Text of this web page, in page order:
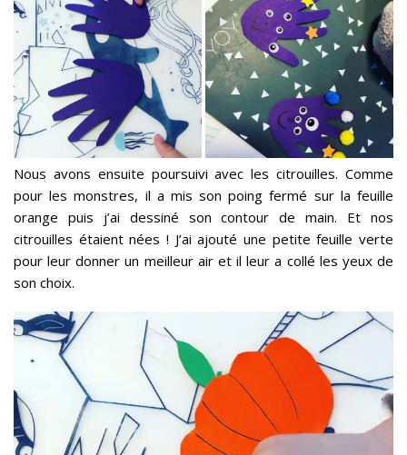
Nous avons ensuite poursuivi avec les citrouilles. Comme
pour les monstres, il a mis son poing fermé sur la feuille
orange puis j’ai dessiné son contour de main. Et nos
citrouilles étaient nées ! J’ai ajouté une petite feuille verte
pour leur donner un meilleur air et il leur a collé les yeux de
son choix.